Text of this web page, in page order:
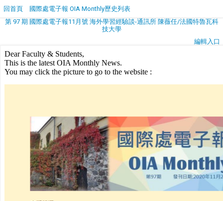
回首頁
國際處電子報 OIA Monthly歷史列表
第 97 期 國際處電子報11月號 海外學習經驗談-通訊所 陳薇任/法國特魯瓦科
技大學
編輯入口